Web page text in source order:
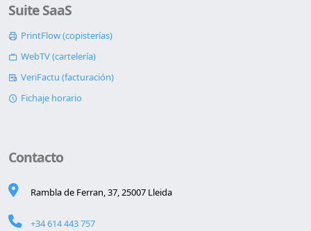
Suite SaaS
PrintFlow (copisterías)
WebTV (cartelería)
VeriFactu (facturación)
Fichaje horario
Contacto
Rambla de Ferran, 37, 25007 Lleida
+34 614 443 757